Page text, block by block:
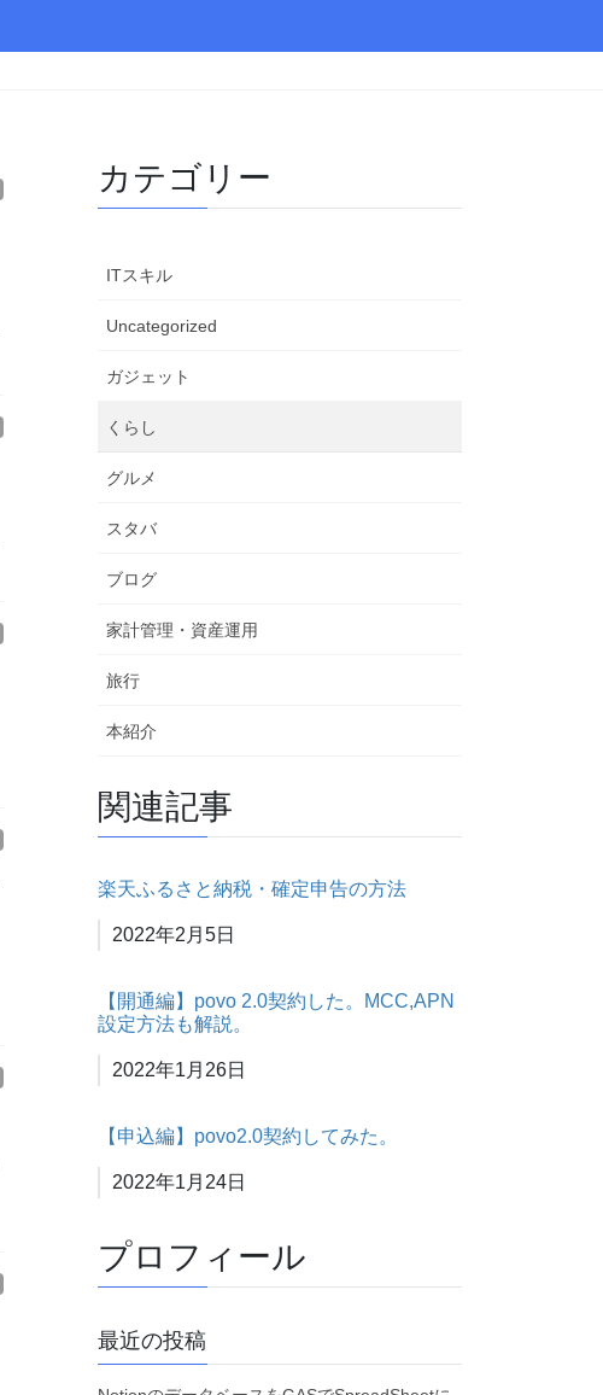
カテゴリー
ITスキル
Uncategorized
ガジェット
くらし
グルメ
スタバ
ブログ
家計管理・資産運用
旅行
本紹介
関連記事
楽天ふるさと納税・確定申告の方法
日付
2022年2月5日
【開通編】povo 2.0契約した。MCC,APN
設定方法も解説。
日付
2022年1月26日
【申込編】povo2.0契約してみた。
日付
2022年1月24日
プロフィール
最近の投稿